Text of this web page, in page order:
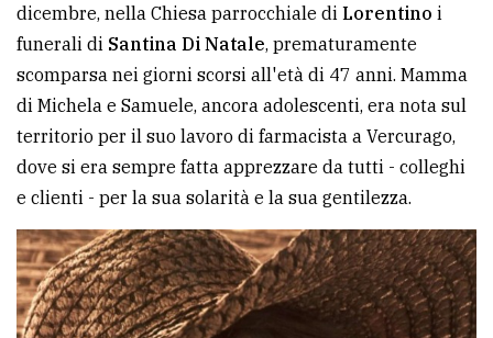
Cerca
per
comune
Ricerca
avanzata
LE
ALTRE
TESTATE
dicembre, nella Chiesa parrocchiale di Lorentino i
funerali di Santina Di Natale, prematuramente
scomparsa nei giorni scorsi all'età di 47 anni. Mamma
di Michela e Samuele, ancora adolescenti, era nota sul
territorio per il suo lavoro di farmacista a Vercurago,
dove si era sempre fatta apprezzare da tutti - colleghi
e clienti - per la sua solarità e la sua gentilezza.